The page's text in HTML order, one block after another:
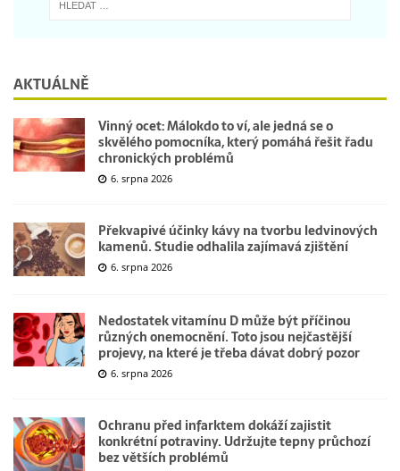
AKTUÁLNĚ
Vinný ocet: Málokdo to ví, ale jedná se o
skvělého pomocníka, který pomáhá řešit řadu
chronických problémů
6. srpna 2026
Překvapivé účinky kávy na tvorbu ledvinových
kamenů. Studie odhalila zajímavá zjištění
6. srpna 2026
Nedostatek vitamínu D může být příčinou
různých onemocnění. Toto jsou nejčastější
projevy, na které je třeba dávat dobrý pozor
6. srpna 2026
Ochranu před infarktem dokáží zajistit
konkrétní potraviny. Udržujte tepny průchozí
bez větších problémů